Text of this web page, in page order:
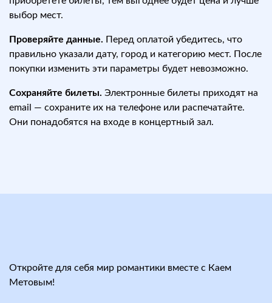
выбор мест.
Проверяйте данные. Перед оплатой убедитесь, что
правильно указали дату, город и категорию мест. После
покупки изменить эти параметры будет невозможно.
Сохраняйте билеты. Электронные билеты приходят на
email — сохраните их на телефоне или распечатайте.
Они понадобятся на входе в концертный зал.
Откройте для себя мир романтики вместе с Каем
Метовым!